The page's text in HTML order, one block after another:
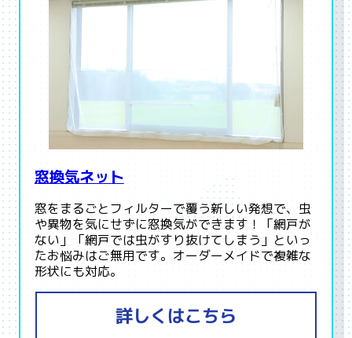
窓換気ネット
窓をまるごとフィルターで覆う新しい発想で、虫
や異物を気にせずに窓換気ができます！「網戸が
ない」「網戸では虫がすり抜けてしまう」といっ
たお悩みはご無用です。オーダーメイドで複雑な
形状にも対応。
詳しくはこちら